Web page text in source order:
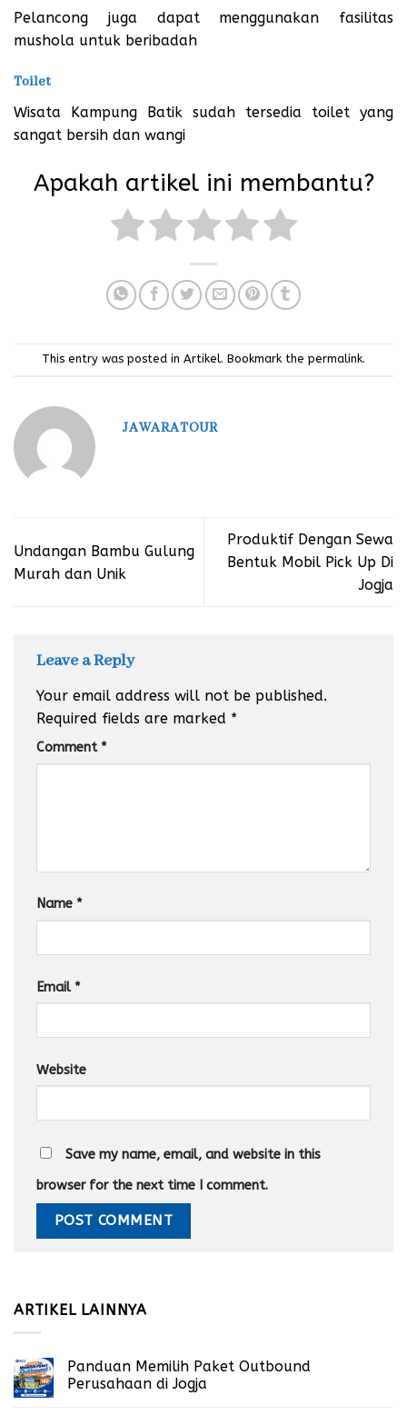
Pelancong juga dapat menggunakan fasilitas
mushola untuk beribadah
Toilet
Wisata Kampung Batik sudah tersedia toilet yang
sangat bersih dan wangi
Apakah artikel ini membantu?
This entry was posted in Artikel. Bookmark the permalink.
JAWARATOUR
Undangan Bambu Gulung
Murah dan Unik
Produktif Dengan Sewa
Bentuk Mobil Pick Up Di
Jogja
Leave a Reply
Your email address will not be published.
Required fields are marked *
Comment *
Name *
Email *
Website
Save my name, email, and website in this
browser for the next time I comment.
ARTIKEL LAINNYA
Panduan Memilih Paket Outbound
Perusahaan di Jogja